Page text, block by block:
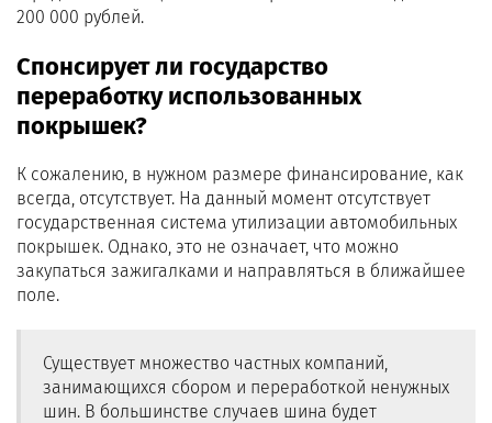
200 000 рублей.
Спонсирует ли государство
переработку использованных
покрышек?
К сожалению, в нужном размере финансирование, как
всегда, отсутствует. На данный момент отсутствует
государственная система утилизации автомобильных
покрышек. Однако, это не означает, что можно
закупаться зажигалками и направляться в ближайшее
поле.
Существует множество частных компаний,
занимающихся сбором и переработкой ненужных
шин. В большинстве случаев шина будет